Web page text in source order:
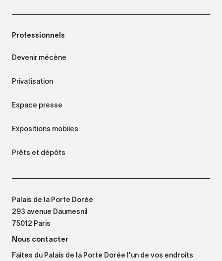
Professionnels
Devenir mécène
Privatisation
Espace presse
Expositions mobiles
Prêts et dépôts
Palais de la Porte Dorée
293 avenue Daumesnil
75012 Paris
Nous contacter
Faites du Palais de la Porte Dorée l'un de vos endroits